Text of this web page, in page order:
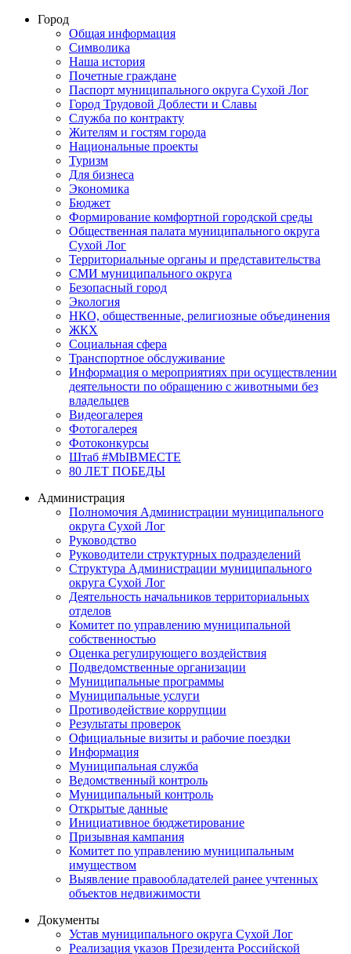
Город
Общая информация
Символика
Наша история
Почетные граждане
Паспорт муниципального округа Сухой Лог
Город Трудовой Доблести и Славы
Служба по контракту
Жителям и гостям города
Национальные проекты
Туризм
Для бизнеса
Экономика
Бюджет
Формирование комфортной городской среды
Общественная палата муниципального округа
Сухой Лог
Территориальные органы и представительства
СМИ муниципального округа
Безопасный город
Экология
НКО, общественные, религиозные объединения
ЖКХ
Социальная сфера
Транспортное обслуживание
Информация о мероприятиях при осуществлении
деятельности по обращению с животными без
владельцев
Видеогалерея
Фотогалерея
Фотоконкурсы
Штаб #MbIBMECTE
80 ЛЕТ ПОБЕДЫ
Администрация
Полномочия Администрации муниципального
округа Сухой Лог
Руководство
Руководители структурных подразделений
Структура Администрации муниципального
округа Сухой Лог
Деятельность начальников территориальных
отделов
Комитет по управлению муниципальной
собственностью
Оценка регулирующего воздействия
Подведомственные организации
Муниципальные программы
Муниципальные услуги
Противодействие коррупции
Результаты проверок
Официальные визиты и рабочие поездки
Информация
Муниципальная служба
Ведомственный контроль
Муниципальный контроль
Открытые данные
Инициативное бюджетирование
Призывная кампания
Комитет по управлению муниципальным
имуществом
Выявление правообладателей ранее учтенных
объектов недвижимости
Документы
Устав муниципального округа Сухой Лог
Реализация указов Президента Российской